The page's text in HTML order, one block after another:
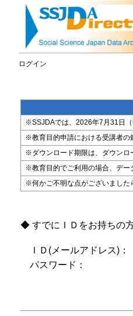
ログイン
※SSJDAでは、2026年7月31日
※教育目的申請における受講者の
※ダウンロード期限は、ダウンロ
※教育目的でご利用の場合、デー
※何かご不明な点がございました
◆ すでにＩＤをお持ちの
ＩＤ(メールアドレス)：
パスワード：